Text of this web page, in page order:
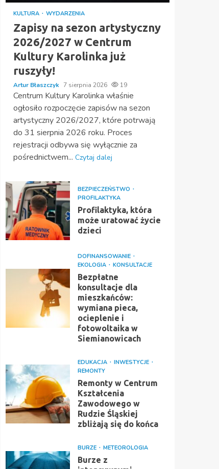
21°C
88%
21°C
81%
21°C
KULTURA WYDARZENIA
Zapisy na sezon artystyczny
2026/2027 w Centrum
Kultury Karolinka już
ruszyły!
Artur Błaszczyk 7 sierpnia 2026 19
Centrum Kultury Karolinka właśnie
ogłosiło rozpoczęcie zapisów na sezon
artystyczny 2026/2027, które potrwają
do 31 sierpnia 2026 roku. Proces
rejestracji odbywa się wyłącznie za
pośrednictwem... Czytaj dalej
BEZPIECZEŃSTWO
PROFILAKTYKA
Profilaktyka, która
może uratować życie
dzieci
DOFINANSOWANIE
EKOLOGIA
KONSULTACJE
Bezpłatne
konsultacje dla
mieszkańców:
wymiana pieca,
ocieplenie i
fotowoltaika w
Siemianowicach
EDUKACJA
INWESTYCJE
REMONTY
Remonty w Centrum
Kształcenia
Zawodowego w
Rudzie Śląskiej
zbliżają się do końca
BURZE METEOROLOGIA
Burze z